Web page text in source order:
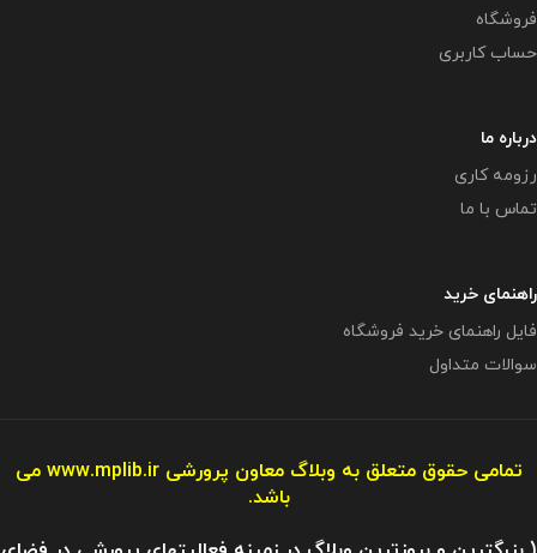
فروشگاه
حساب کاربری
درباره ما
رزومه کاری
تماس با ما
راهنمای خرید
فایل راهنمای خرید فروشگاه
سوالات متداول
تمامی حقوق متعلق به وبلاگ معاون پرورشیwww.mplib.ir می
باشد.